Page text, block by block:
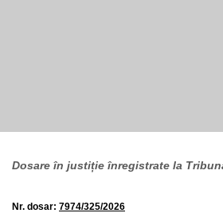
Dosare în justiție înregistrate la
Nr. dosar: 7974/325/2026